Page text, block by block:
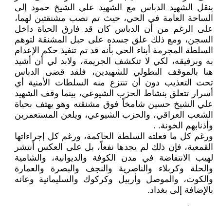
بنقل الشهيد الدباس مع الشهيد علي الشيخ حمود إلى
الساحة العامة في الحي، حيث تم نصب مشنقتين لهما،
على الرغم من أن الدباس كان قد فارق الحياة داخل
السجن، ومع ذلك علق جسده على حبل المشنقة لتوهم
السلطة المجرمة أبناء الحي بأنه قد تم تنفيذ حكم الإعدام
به وبرفيقه، لكي لا تنكشف الجريمة، ولابد لي أن أشيد
هنا بالموقف البطولي للشهيدين، فلقد قضى الدباس
تحت التعذيب دون أن تنتزع منه السلطات الأمنية أي
أسرار تتعلق بنشاط الحزب الشيوعي، بينما وقف الشهيد
علي الشيخ حسين شامخاً فوق مشنقته وهو يهتف بحياة
الشعب العراقي، والحزب الشيوعي، ويلعن المستعمرين
وأذنابهم الخونة. .
ورغم كل ما فعلته السلطة الحاكمة، ورغم كل إجراءاتها
القمعية، فإن ذلك لم يجدها نفعاً، بل على العكس أنتشر
لهيب الانتفاضة في مدن الكوفة والديوانية، والشامية
والحلة وكربلاء والناصرية والنجف والبصرة والعمارة
والكوت، والموصل وأربيل وكركوك والسليمانية وعانه
بالإضافة إلى بغداد.